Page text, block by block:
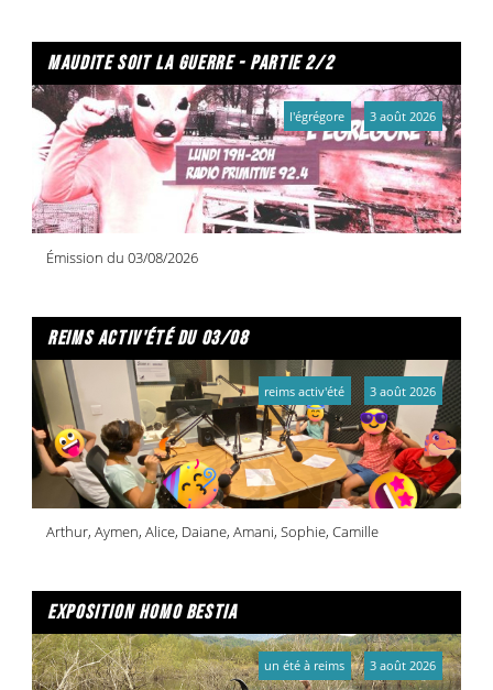
maudite soit la guerre - partie 2/2
Émission du 03/08/2026
l'égrégore 3 août 2026
reims activ'été du 03/08
Arthur, Aymen, Alice, Daiane, Amani, Sophie, Camille
reims activ'été 3 août 2026
exposition homo bestia
un été à reims 3 août 2026